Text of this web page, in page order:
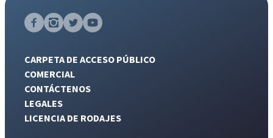
CARPETA DE ACCESO PÚBLICO
COMERCIAL
CONTÁCTENOS
LEGALES
LICENCIA DE RODAJES